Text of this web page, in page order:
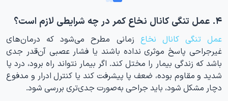
۴. عمل تنگی کانال نخاع کمر در چه شرایطی لازم است؟
عمل تنگی کانال نخاع زمانی مطرح می‌شود که درمان‌های
غیرجراحی پاسخ موثری نداده باشند یا فشار عصبی آن‌قدر جدی
باشد که زندگی بیمار را مختل کند. اگر بیمار نتواند راه برود، درد پا
شدید و مقاوم بوده، ضعف پا پیشرفت کند یا کنترل ادرار و مدفوع
دچار مشکل شود، باید جراحی به‌صورت جدی‌تری بررسی شود.